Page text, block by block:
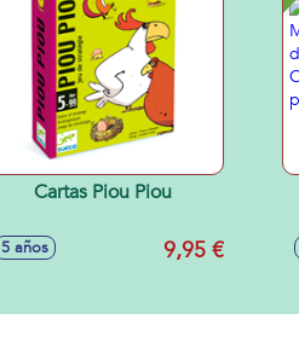
Cartas Piou Piou
5 años 9,95 €